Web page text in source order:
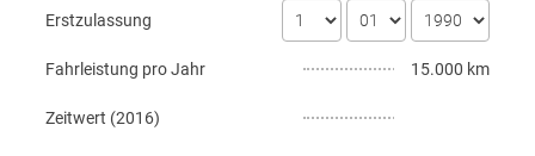
Erstzulassung
Fahrleistung pro Jahr 15.000 km
Zeitwert (2016)